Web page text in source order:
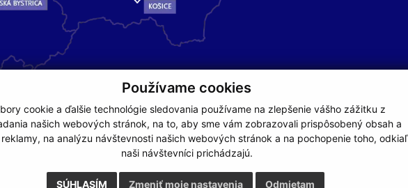
Používame cookies
cookie a ďalšie technológie sledovania používame na zlepšenie vášho zážitku z
našich webových stránok, na to, aby sme vám zobrazovali prispôsobený obsah a
na analýzu návštevnosti našich webových stránok a na pochopenie toho, odkiaľ
naši návštevníci prichádzajú.
SÚHLASÍM Odmietam
Zmeniť moje nastavenia
NA ZAČIATOK STRÁNKY